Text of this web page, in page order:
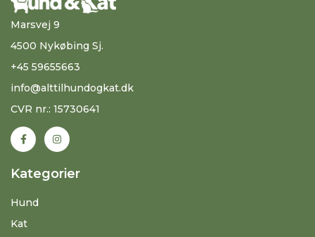
Marsvej 9
4500 Nykøbing Sj.
+45 59655663
info@alttilhundogkat.dk
CVR nr.: 15730641
Kategorier
Hund
Kat